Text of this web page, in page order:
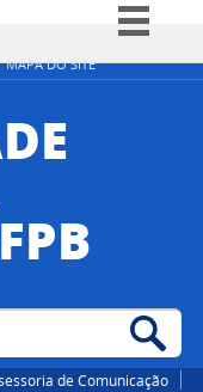
MAPA DO SITE
Simplifique!
Participe
à informação
Canais
de Comunicação